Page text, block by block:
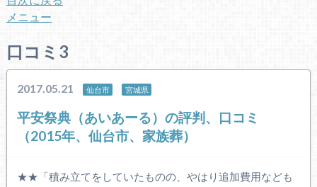
メニュー
口コミ3
2017.05.21 仙台市 宮城県
平安祭典（あいあーる）の評判、口コミ
（2015年、仙台市、家族葬）
★★「積み立てをしていたものの、やはり追加費用なども